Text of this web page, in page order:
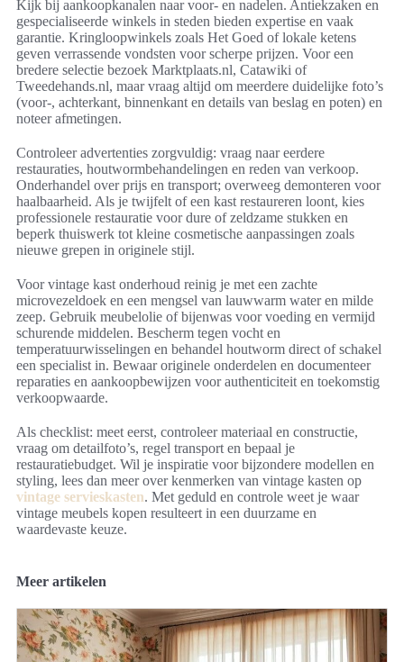
Kijk bij aankoopkanalen naar voor- en nadelen. Antiekzaken en
gespecialiseerde winkels in steden bieden expertise en vaak
garantie. Kringloopwinkels zoals Het Goed of lokale ketens
geven verrassende vondsten voor scherpe prijzen. Voor een
bredere selectie bezoek Marktplaats.nl, Catawiki of
Tweedehands.nl, maar vraag altijd om meerdere duidelijke foto’s
(voor-, achterkant, binnenkant en details van beslag en poten) en
noteer afmetingen.
Controleer advertenties zorgvuldig: vraag naar eerdere
restauraties, houtwormbehandelingen en reden van verkoop.
Onderhandel over prijs en transport; overweeg demonteren voor
haalbaarheid. Als je twijfelt of een kast restaureren loont, kies
professionele restauratie voor dure of zeldzame stukken en
beperk thuiswerk tot kleine cosmetische aanpassingen zoals
nieuwe grepen in originele stijl.
Voor vintage kast onderhoud reinig je met een zachte
microvezeldoek en een mengsel van lauwwarm water en milde
zeep. Gebruik meubelolie of bijenwas voor voeding en vermijd
schurende middelen. Bescherm tegen vocht en
temperatuurwisselingen en behandel houtworm direct of schakel
een specialist in. Bewaar originele onderdelen en documenteer
reparaties en aankoopbewijzen voor authenticiteit en toekomstig
verkoopwaarde.
Als checklist: meet eerst, controleer materiaal en constructie,
vraag om detailfoto’s, regel transport en bepaal je
restauratiebudget. Wil je inspiratie voor bijzondere modellen en
styling, lees dan meer over kenmerken van vintage kasten op
vintage servieskasten. Met geduld en controle weet je waar
vintage meubels kopen resulteert in een duurzame en
waardevaste keuze.
Meer artikelen